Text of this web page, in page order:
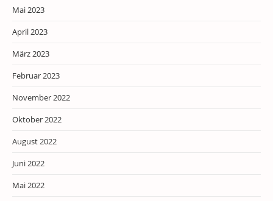
Mai 2023
April 2023
März 2023
Februar 2023
November 2022
Oktober 2022
August 2022
Juni 2022
Mai 2022